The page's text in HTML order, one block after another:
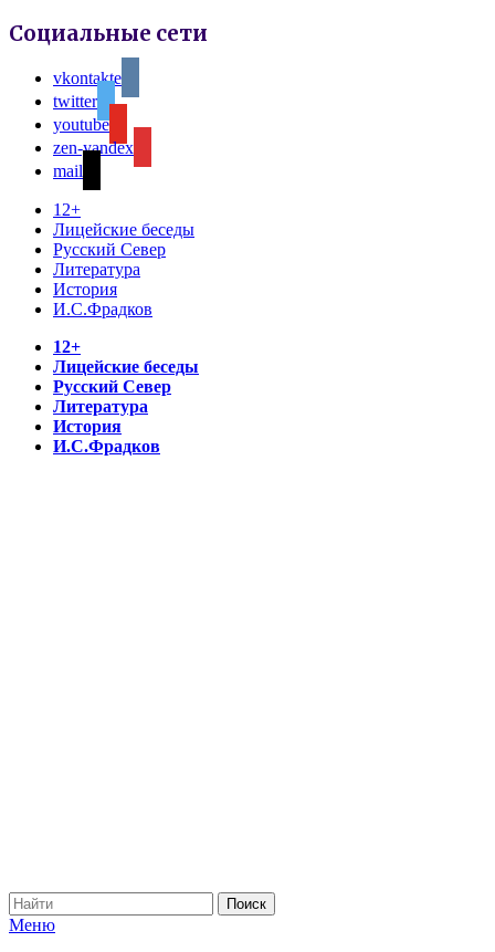
Социальные сети
vkontakte
twitter
youtube
zen-yandex
mail
12+
Лицейские беседы
Русский Север
Литература
История
И.С.Фрадков
12+
Лицейские беседы
Русский Север
Литература
История
И.С.Фрадков
Меню